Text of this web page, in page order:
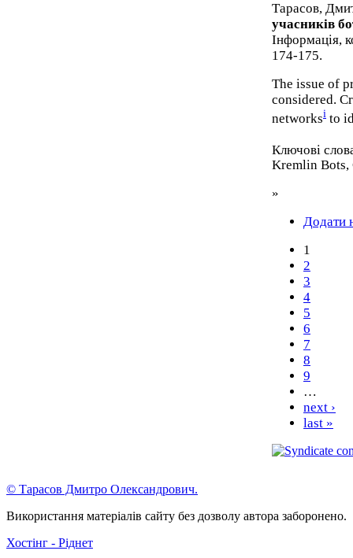
Тарасов,
учасників
Інформація,
174-175.
The issue of
considered.
networksi to
Ключові
Kremlin Bots,
»
Додати
1
2
3
4
5
6
7
8
9
…
next ›
last »
© Тарасов Дмитро Олександрович.
Використання матеріалів сайту без дозволу автора заборонено.
Хостінг - Ріднет